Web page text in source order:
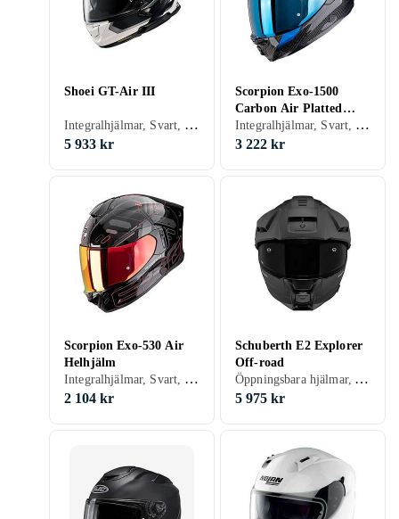
Shoei GT-Air III
Integralhjälmar, Svart, Vit, Grå, Brun, Blå, Röd
5 933 kr
Scorpion Exo-1500
Carbon Air Platted
Helhjälm
Integralhjälmar, Svart, Vit, Blå, Röd, Grön, Lila
3 222 kr
Scorpion Exo-530 Air
Helhjälm
Integralhjälmar, Svart, Vit, Grå, Blå, Röd, Orange, Rosa
2 104 kr
Schuberth E2 Explorer
Off-road
Öppningsbara hjälmar, Adventure hjälmar, Svart, Vit, Grå, Blå, Röd, Orange, Grön
5 975 kr